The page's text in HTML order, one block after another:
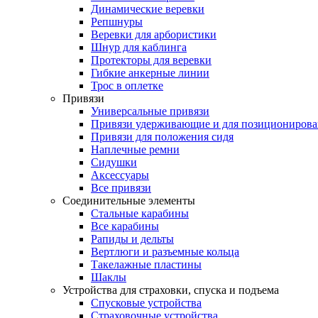
Динамические веревки
Репшнуры
Веревки для арбористики
Шнур для каблинга
Протекторы для веревки
Гибкие анкерные линии
Трос в оплетке
Привязи
Универсальные привязи
Привязи удерживающие и для
Привязи для положения сидя
Наплечные ремни
Сидушки
Аксессуары
Все привязи
Соединительные элементы
Стальные карабины
Все карабины
Рапиды и дельты
Вертлюги и разъемные кольца
Такелажные пластины
Шаклы
Устройства для страховки, спуска и подъема
Спусковые устройства
Страховочные устройства